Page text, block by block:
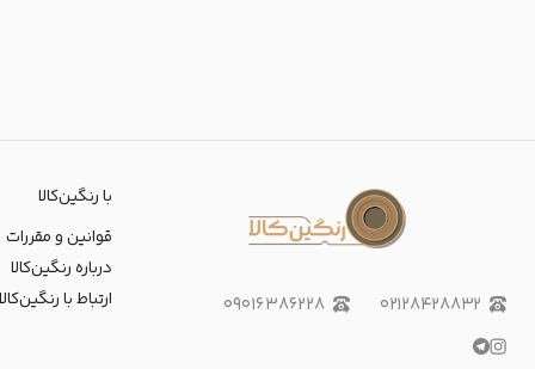
۰۲۱۲۸۴۲۸۸۳۲ ۰۹۰۱۶۳۸۶۲۲۸
با رنگین‌کالا
قوانین و مقررات
درباره رنگین‌کالا
ارتباط با رنگین‌کالا